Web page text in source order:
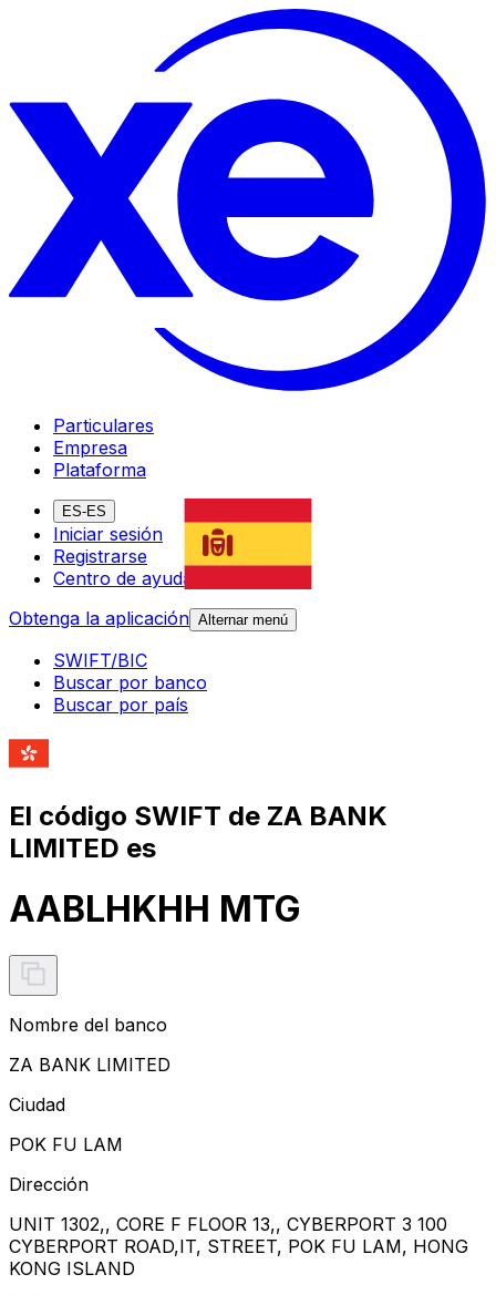
Particulares
Empresa
Plataforma
ES-ES
Iniciar sesión
Registrarse
Centro de ayuda
Obtenga la aplicación Alternar menú
SWIFT/BIC
Buscar por banco
Buscar por país
El código SWIFT de ZA BANK
LIMITED es
AABLHKHH MTG
Nombre del banco
ZA BANK LIMITED
Ciudad
POK FU LAM
Dirección
UNIT 1302,, CORE F FLOOR 13,, CYBERPORT 3 100
CYBERPORT ROAD,IT, STREET, POK FU LAM, HONG
KONG ISLAND